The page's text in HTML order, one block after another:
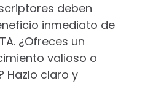
deben
inmediato de
¿Ofreces un
valioso o
Hazlo claro y